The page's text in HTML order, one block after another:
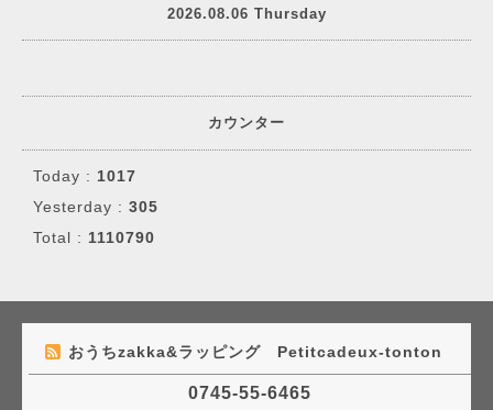
2026.08.06 Thursday
カウンター
Today : 1017
Yesterday : 305
Total : 1110790
おうちzakka&ラッピング Petitcadeux-tonton
0745-55-6465